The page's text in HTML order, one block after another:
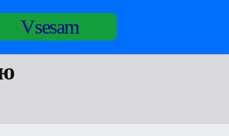
Vsesam